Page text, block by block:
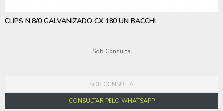
CLIPS N.8/0 GALVANIZADO CX 180 UN BACCHI
Sob Consulta
SOB CONSULTA
CONSULTAR PELO WHATSAPP